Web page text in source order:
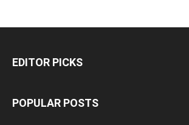
EDITOR PICKS
POPULAR POSTS